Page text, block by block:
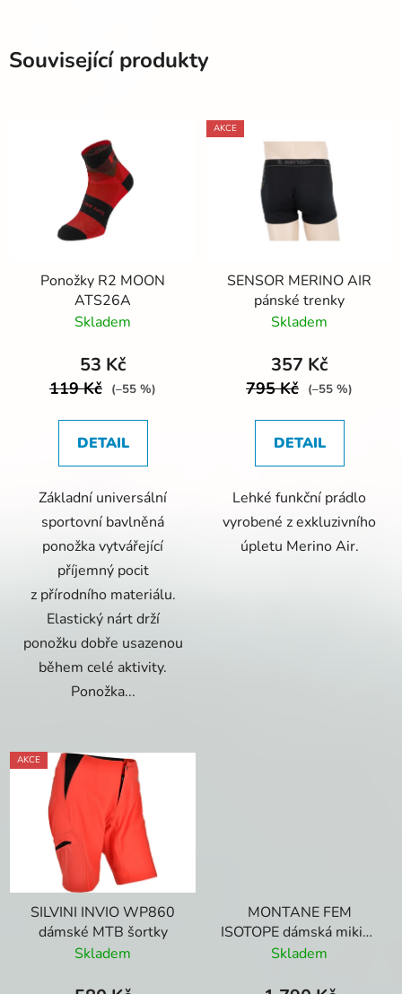
Související produkty
Ponožky R2 MOON
ATS26A
Skladem
53 Kč
119 Kč (–55 %)
DETAIL
Základní universální
sportovní bavlněná
ponožka vytvářející
příjemný pocit
z přírodního materiálu.
Elastický nárt drží
ponožku dobře usazenou
během celé aktivity.
Ponožka...
AKCE
SENSOR MERINO AIR
pánské trenky
Skladem
357 Kč
795 Kč (–55 %)
DETAIL
Lehké funkční prádlo
vyrobené z exkluzivního
úpletu Merino Air.
AKCE
SILVINI INVIO WP860
dámské MTB šortky
Skladem
MONTANE FEM
ISOTOPE dámská mikina
Šedá
Skladem